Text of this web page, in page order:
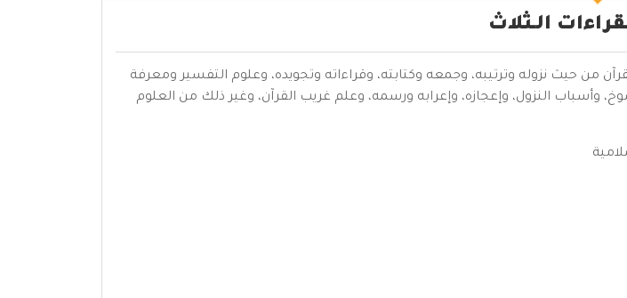
الـثلاث
من حيث نزوله وترتيبه، وجمعه وكتابته، وقراءاته وتجويده، وعلوم التفسير ومعرفة
وأسباب النزول، وإعجازه، وإعرابه ورسمه، وعلم غريب القرآن، وغير ذلك من العلوم